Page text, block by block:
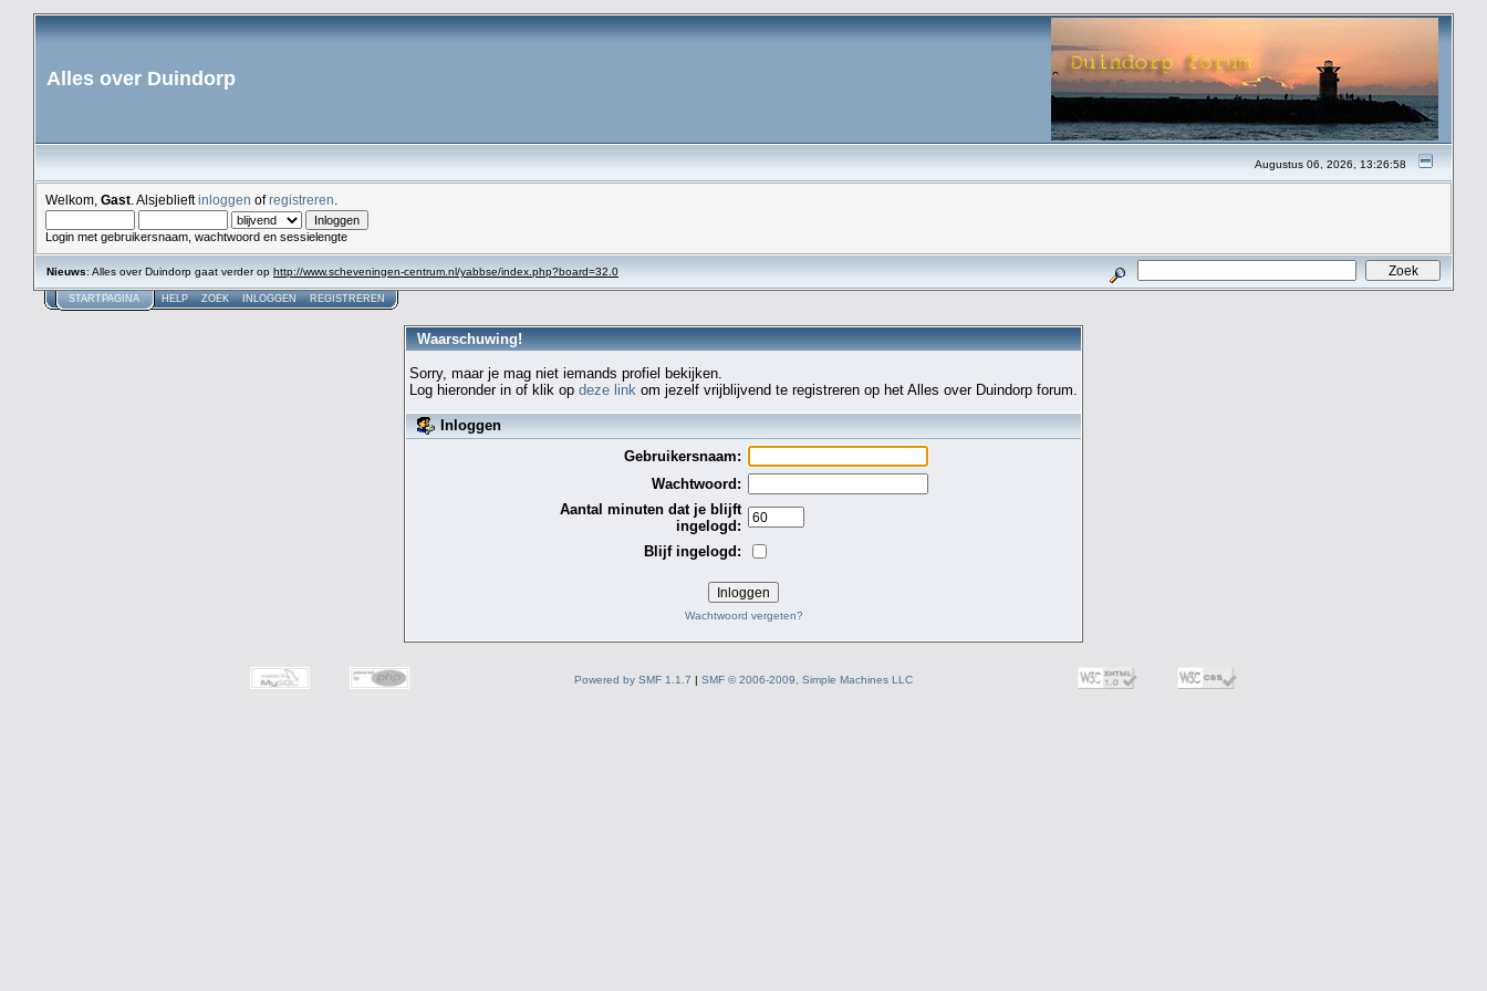
Alles over Duindorp
Augustus 06, 2026, 13:26:58
Welkom, Gast . Alsjeblieftinloggen ofregistreren
Login met gebruikersnaam, wachtwoord en sessielengte
Nieuws: Alles over Duindorp gaat verder op http://www.scheveningen-centrum.nl/yabbse/index.php?board=32.0
STARTPAGINA HELP ZOEK INLOGGEN REGISTREREN
Waarschuwing!
Sorry, maar je mag niet iemands profiel bekijken.
Log hieronder in of klik op deze link om jezelf vrijblijvend te registreren op het Alles over Duindorp forum.
Inloggen
Gebruikersnaam:
Wachtwoord:
Aantal minuten dat je blijft
ingelogd:
Blijf ingelogd:
Wachtwoord vergeten?
Powered by SMF 1.1.7 | SMF © 2006-2009, Simple Machines LLC